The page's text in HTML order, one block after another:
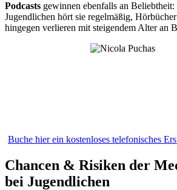
Podcasts gewinnen ebenfalls an
Jugendlichen hört sie regelmäßig,
hingegen verlieren mit steigendem Alter an
Buche hier ein kostenloses telefonisches
Chancen & Risiken der
bei Jugendlichen